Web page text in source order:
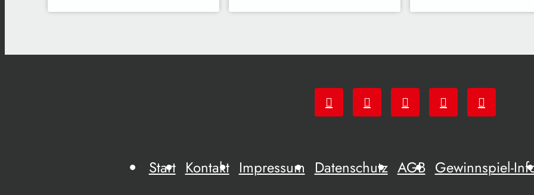
Start Kontakt Impressum Datenschutz AGB Gewinnspiel-